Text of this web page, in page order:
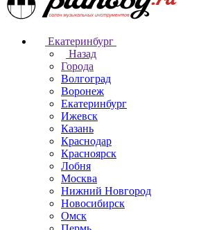
Екатеринбург
Назад
Города
Волгоград
Воронеж
Екатеринбург
Ижевск
Казань
Краснодар
Красноярск
Лобня
Москва
Нижний Новгород
Новосибирск
Омск